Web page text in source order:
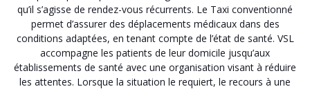
qu’il s’agisse de rendez-vous récurrents. Le Taxi conventionné
permet d’assurer des déplacements médicaux dans des
conditions adaptées, en tenant compte de l’état de santé. VSL
accompagne les patients de leur domicile jusqu’aux
établissements de santé avec une organisation visant à réduire
les attentes. Lorsque la situation le requiert, le recours à une